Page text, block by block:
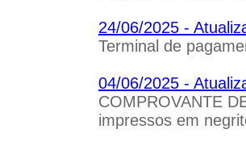
24/06/2025 -
Terminal de
04/06/2025 -
COMPROVANTE
impressos em